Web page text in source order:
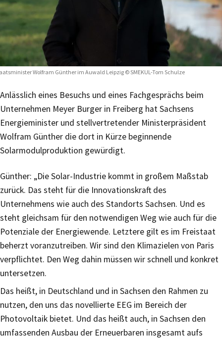
Wolfram Günther im Auwald Leipzig © SMEKUL-Tom Schulze
Anlässlich eines Besuchs und eines Fachgesprächs beim
Unternehmen Meyer Burger in Freiberg hat Sachsens
Energieminister und stellvertretender Ministerpräsident
Wolfram Günther die dort in Kürze beginnende
Solarmodulproduktion gewürdigt.
Günther: „Die Solar-Industrie kommt in großem Maßstab
zurück. Das steht für die Innovationskraft des
Unternehmens wie auch des Standorts Sachsen. Und es
steht gleichsam für den notwendigen Weg wie auch für die
Potenziale der Energiewende. Letztere gilt es im Freistaat
beherzt voranzutreiben. Wir sind den Klimazielen von Paris
verpflichtet. Den Weg dahin müssen wir schnell und konkret
untersetzen.
Das heißt, in Deutschland und in Sachsen den Rahmen zu
nutzen, den uns das novellierte EEG im Bereich der
Photovoltaik bietet. Und das heißt auch, in Sachsen den
umfassenden Ausbau der Erneuerbaren insgesamt aufs